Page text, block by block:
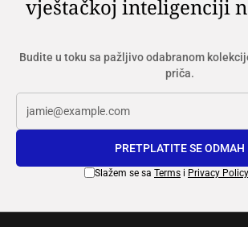
vještačkoj inteligenciji
Budite u toku sa pažljivo odabranom
priča.
PRETPLATITE SE ODMAH
Slažem se sa Terms i Privacy Policy